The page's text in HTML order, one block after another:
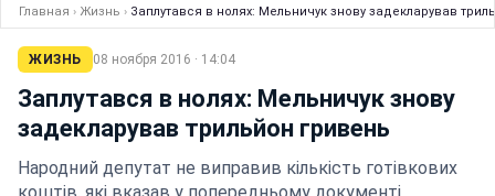
Главная › Жизнь › Заплутався в нолях: Мельничук знову задекларував
ЖИЗНЬ 08 ноября 2016 · 14:04
Заплутався в нолях: Мельничук знову
задекларував трильйон гривень
Народний депутат не виправив кількість готівкових